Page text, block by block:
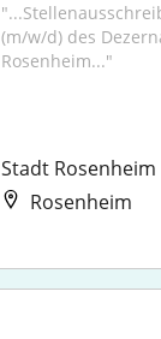
(m/w/d) des
Rosenheim..."
Stadt Rosenheim
Rosenheim